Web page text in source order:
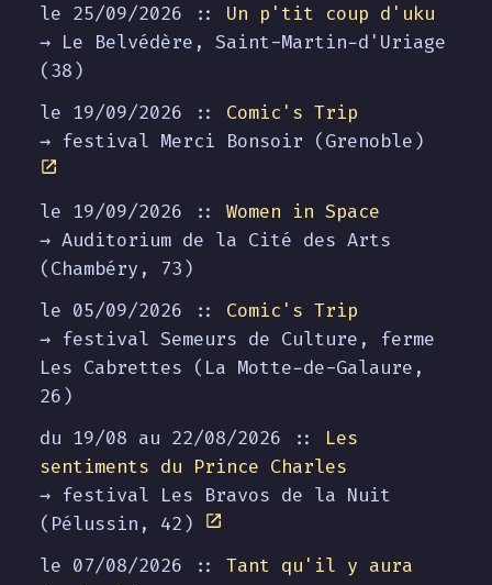
le 25/09/2026 :: Un p'tit coup d'uku
→ Le Belvédère, Saint-Martin-d'Uriage
(38)
le 19/09/2026 :: Comic's Trip
→ festival Merci Bonsoir (Grenoble)
le 19/09/2026 :: Women in Space
→ Auditorium de la Cité des Arts
(Chambéry, 73)
le 05/09/2026 :: Comic's Trip
→ festival Semeurs de Culture, ferme
Les Cabrettes (La Motte-de-Galaure,
26)
du 19/08 au 22/08/2026 :: Les
sentiments du Prince Charles
→ festival Les Bravos de la Nuit
(Pélussin, 42)
le 07/08/2026 :: Tant qu'il y aura